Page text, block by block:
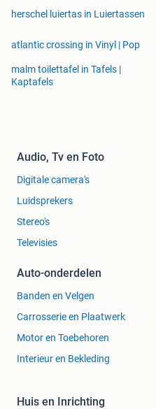
herschel luiertas in Luiertassen
atlantic crossing in Vinyl | Pop
malm toilettafel in Tafels |
Kaptafels
Audio, Tv en Foto
Digitale camera's
Luidsprekers
Stereo's
Televisies
Auto-onderdelen
Banden en Velgen
Carrosserie en Plaatwerk
Motor en Toebehoren
Interieur en Bekleding
Huis en Inrichting